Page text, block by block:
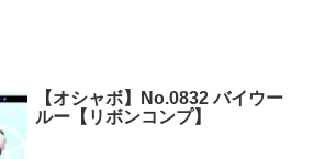
【オシャボ】No.0832 バイウー
ルー【リボンコンプ】